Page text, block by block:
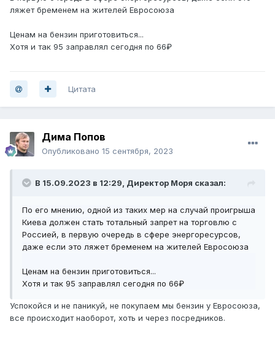
ляжет бременем на жителей Евросоюза
Ценам на бензин приготовиться...
Хотя и так 95 заправлял сегодня по 66₽
Цитата
Дима Попов
Опубликовано 15 сентября, 2023
В 15.09.2023 в 12:29, Директор Моря сказал:
По его мнению, одной из таких мер на случай проигрыша
Киева должен стать тотальный запрет на торговлю с
Россией, в первую очередь в сфере энергоресурсов,
даже если это ляжет бременем на жителей Евросоюза
Ценам на бензин приготовиться...
Хотя и так 95 заправлял сегодня по 66₽
Успокойся и не паникуй, не покупаем мы бензин у Евросоюза,
все происходит наоборот, хоть и через посредников.